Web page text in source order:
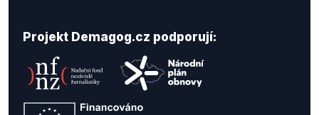
Projekt Demagog.cz podporují: